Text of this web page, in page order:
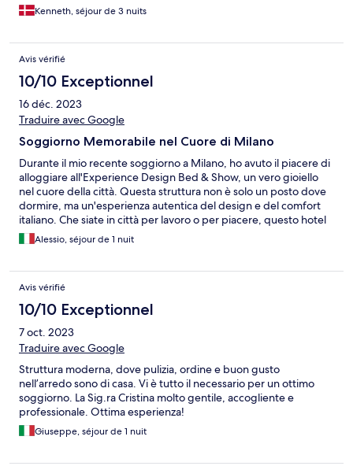
Kenneth, séjour de 3 nuits
Avis vérifié
10/10 Exceptionnel
16 déc. 2023
Traduire avec Google
Soggiorno Memorabile nel Cuore di Milano
Durante il mio recente soggiorno a Milano, ho avuto il piacere di
alloggiare all'Experience Design Bed & Show, un vero gioiello
nel cuore della città. Questa struttura non è solo un posto dove
dormire, ma un'esperienza autentica del design e del comfort
italiano. Che siate in città per lavoro o per piacere, questo hotel
è la base ideale per esplorare tutto ciò che Milano ha da offrire.
Alessio, séjour de 1 nuit
Avis vérifié
10/10 Exceptionnel
7 oct. 2023
Traduire avec Google
Struttura moderna, dove pulizia, ordine e buon gusto
nell’arredo sono di casa. Vi è tutto il necessario per un ottimo
soggiorno. La Sig.ra Cristina molto gentile, accogliente e
professionale. Ottima esperienza!
Giuseppe, séjour de 1 nuit